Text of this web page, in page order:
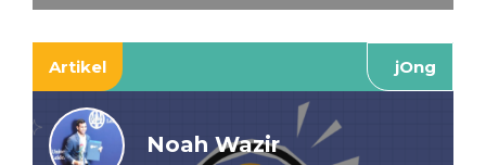
Artikel jOng
Noah Wazir